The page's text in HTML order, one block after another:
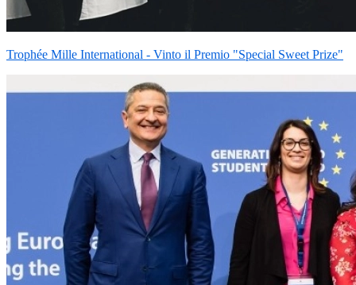
Trophée Mille International - Vinto il Premio "Special Sweet Prize"